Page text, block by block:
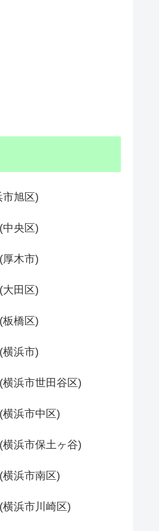
市旭区)
中央区)
厚木市)
大田区)
板橋区)
横浜市)
浜市世田谷区)
横浜市中区)
浜市保土ヶ谷)
横浜市南区)
浜市川崎区)